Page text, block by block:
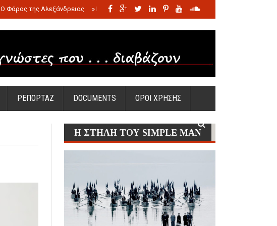
Ο Φάρος της Αλεξάνδρειας » Η σφαγή των νηπίων της Σάντας
ΡΕΠΟΡΤΑΖ DOCUMENTS ΟΡΟΙ ΧΡΗΣΗΣ
Η ΣΤΗΛΗ ΤΟΥ SIMPLE MAN